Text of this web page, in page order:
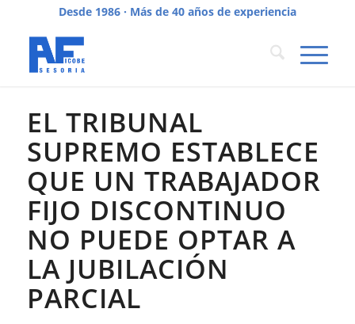
Desde 1986 · Más de 40 años de experiencia
EL TRIBUNAL
SUPREMO ESTABLECE
QUE UN TRABAJADOR
FIJO DISCONTINUO
NO PUEDE OPTAR A
LA JUBILACIÓN
PARCIAL